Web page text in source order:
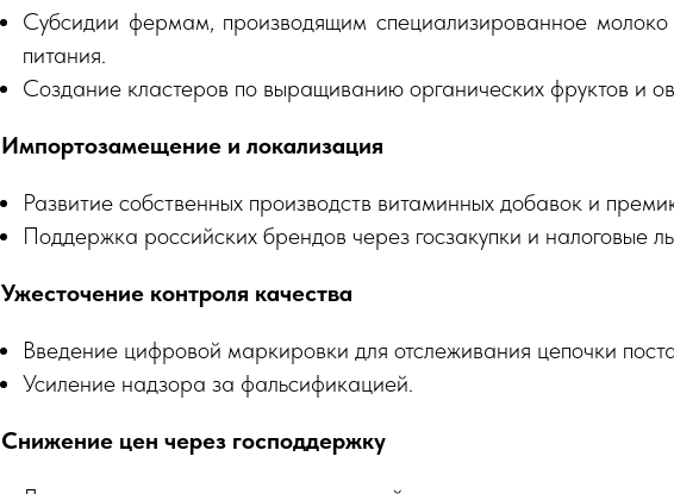
Субсидии фермам, производящим специализированное молоко
питания.
Создание кластеров по выращиванию органических фруктов и
Импортозамещение и локализация
Развитие собственных производств витаминных добавок и
Поддержка российских брендов через госзакупки и налоговые
Ужесточение контроля качества
Введение цифровой маркировки для отслеживания цепочки
Усиление надзора за фальсификацией.
Снижение цен через господдержку